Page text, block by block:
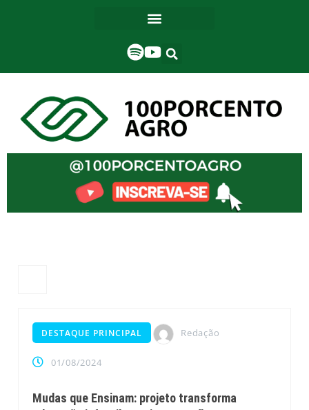
DESTAQUE PRINCIPAL Redação
01/08/2024
Mudas que Ensinam: projeto transforma